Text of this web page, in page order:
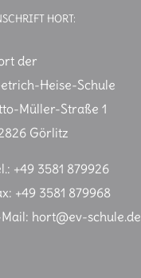
HORT:
der
Heise-Schule
Müller-Straße 1
Görlitz
+49 3581 879926
+49 3581 879968
hort@ev-schule.de